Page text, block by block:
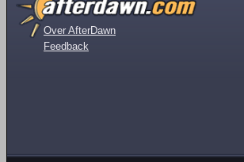
Over AfterDawn
Feedback